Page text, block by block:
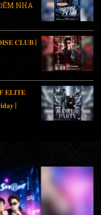
NHA
𝐂𝐋𝐔𝐁 |
𝐄𝐋𝐈𝐓𝐄
|